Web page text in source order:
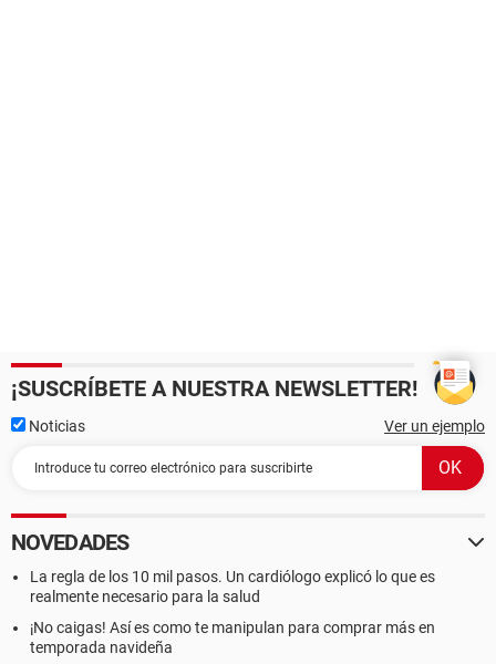
¡SUSCRÍBETE A NUESTRA NEWSLETTER!
Noticias Ver un ejemplo
NOVEDADES
La regla de los 10 mil pasos. Un cardiólogo explicó lo que es
realmente necesario para la salud
¡No caigas! Así es como te manipulan para comprar más en
temporada navideña